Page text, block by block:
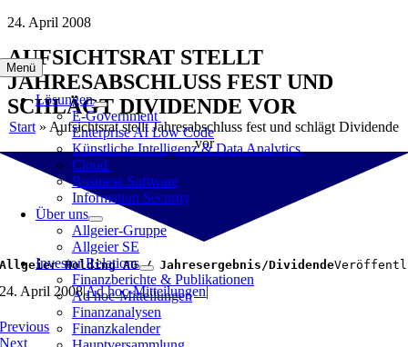
Zum
springen
Menü
Lösungen
E-Government
Enterprise AI Low Code
Künstliche Intelligenz & Data Analytics
Cloud
Business Software
Information Security
Über uns
Allgeier-Gruppe
Allgeier SE
Investor Relations
Finanzberichte & Publikationen
Ad hoc-Mitteilungen
Finanzanalysen
Finanzkalender
24. April 2008
AUFSICHTSRAT STELLT
JAHRESABSCHLUSS FEST UND
SCHLÄGT DIVIDENDE VOR
Start » Aufsichtsrat stellt Jahresabschluss fest und schlägt Dividende
vor
Allgeier Holding AG / Jahresergebnis/Dividende
24. April 2008|Ad hoc-Mitteilungen|
Previous
Next